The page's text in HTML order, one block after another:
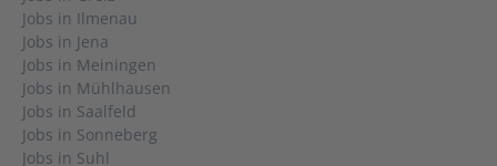
Jobs in Ilmenau
Jobs in Jena
Jobs in Meiningen
Jobs in Mühlhausen
Jobs in Saalfeld
Jobs in Sonneberg
Jobs in Suhl